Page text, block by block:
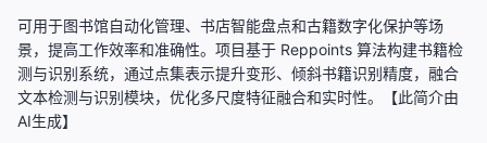
可用于图书馆自动化管理、书店智能盘点和古籍数字化保护等场
景，提高工作效率和准确性。项目基于 Reppoints 算法构建书籍检
测与识别系统，通过点集表示提升变形、倾斜书籍识别精度，融合
文本检测与识别模块，优化多尺度特征融合和实时性。【此简介由
AI生成】